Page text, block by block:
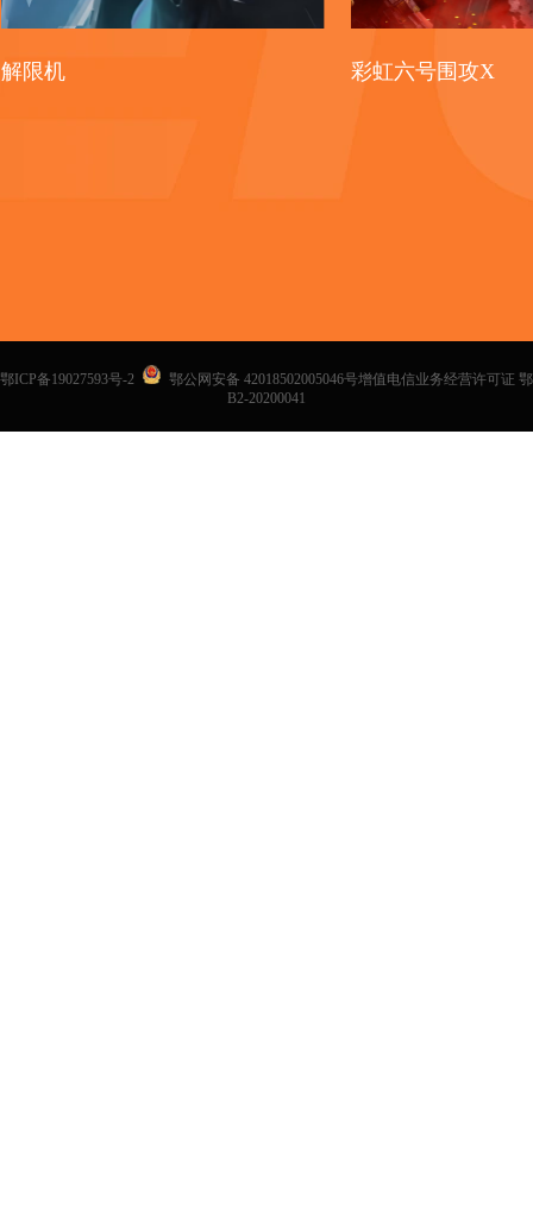
解限机 彩虹六号围攻X
鄂ICP备19027593号-2
鄂公网安备 42018502005046号增值电信业务经营许可证 鄂
B2-20200041